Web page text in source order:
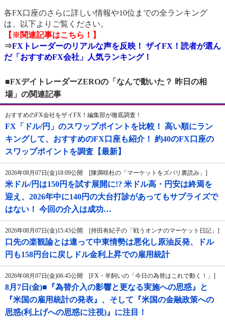
各FX口座のさらに詳しい情報や10位までの全ランキング
は、以下よりご覧ください。
【※関連記事はこちら！】
⇒FXトレーダーのリアルな声を反映！ ザイFX！読者が選ん
だ「おすすめFX会社」人気ランキング！
■FXデイトレーダーZEROの「なんで動いた？ 昨日の相
場」の関連記事
おすすめのFX会社をザイFX！編集部が徹底調査！
FX「ドル/円」のスワップポイントを比較！ 高い順にラン
キングして、おすすめのFX口座も紹介！ 約40のFX口座の
スワップポイントを調査【最新】
2026年08月07日(金)18:09公開 [陳満咲杜の「マーケットをズバリ裏読み」]
米ドル/円は150円を試す展開に!? 米ドル高・円安は終焉を
迎え、2026年中に140円の大台打診があってもサプライズで
はない！ 今回の介入は成功…
2026年08月07日(金)15:43公開 [持田有紀子の「戦うオンナのマーケット日記」]
口先の楽観論とは違って中東情勢は悪化し原油反発、ドル
円も158円台に戻しドル金利上昇での雇用統計
2026年08月07日(金)06:45公開 [FX・羊飼いの「今日の為替はこれで動く！」]
8月7日(金)■『為替介入の影響と更なる実施への思惑』と
『米国の雇用統計の発表』、そして『米国の金融政策への
思惑(利上げへの思惑に注視)』に注目！